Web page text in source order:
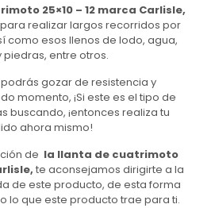
25×10 – 12 marca Carlisle,
realizar largos recorridos por
como esos llenos de lodo, agua,
piedras, entre otros.
gozar de resistencia y
momento, ¡Si este es el tipo de
buscando, ¡entonces realiza tu
ahora mismo!
de la llanta de cuatrimoto
te aconsejamos dirigirte a la
de este producto, de esta forma
lo que este producto trae para ti.